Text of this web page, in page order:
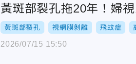
黃斑部裂孔拖20年！婦
黃斑部裂孔 視網膜剝離 飛蚊症
2026/07/15 15:50